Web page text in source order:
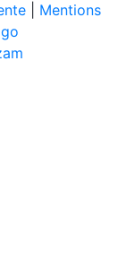
| Mentions